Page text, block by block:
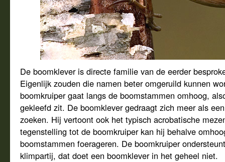
De boomklever is directe familie van de eerder
Eigenlijk zouden die namen beter omgeruild kunnen
boomkruiper gaat langs de boomstammen omhoog,
gekleefd zit. De boomklever gedraagt zich meer als
zoeken. Hij vertoont ook het typisch acrobatische
tegenstelling tot de boomkruiper kan hij behalve
boomstammen foerageren. De boomkruiper
klimpartij, dat doet een boomklever in het geheel niet.